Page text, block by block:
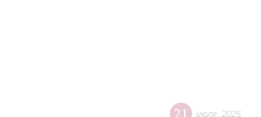
июля 2025